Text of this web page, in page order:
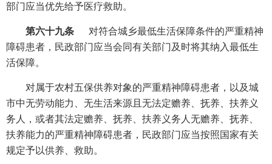
部门应当优先给予医疗救助。
第六十九条
对符合城乡最低生活保障条件的严重精神
障碍患者，民政部门应当会同有关部门及时将其纳入最低生
活保障。
对属于农村五保供养对象的严重精神障碍患者，以及城
市中无劳动能力、无生活来源且无法定赡养、抚养、扶养义
务人，或者其法定赡养、抚养、扶养义务人无赡养、抚养、
扶养能力的严重精神障碍患者，民政部门应当按照国家有关
规定予以供养、救助。